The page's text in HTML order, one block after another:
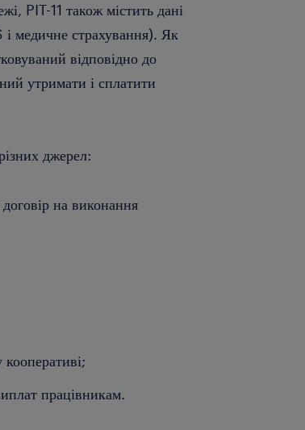
PIT-11 також містить дані
і медичне страхування). Як
відповідно до
утримати і сплатити
джерел:
на виконання
працівникам.